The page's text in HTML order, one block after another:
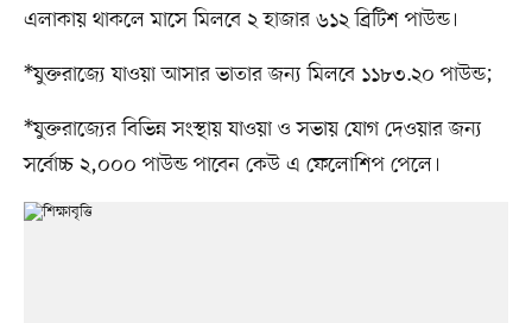
এলাকায় থাকলে মাসে মিলবে ২ হাজার ৬১২ ব্রিটিশ পাউন্ড।
*যুক্তরাজ্যে যাওয়া আসার ভাতার জন্য মিলবে ১১৮৩.২০ পাউন্ড;
*যুক্তরাজ্যের বিভিন্ন সংস্থায় যাওয়া ও সভায় যোগ দেওয়ার জন্য
সর্বোচ্চ ২,০০০ পাউন্ড পাবেন কেউ এ ফেলোশিপ পেলে।